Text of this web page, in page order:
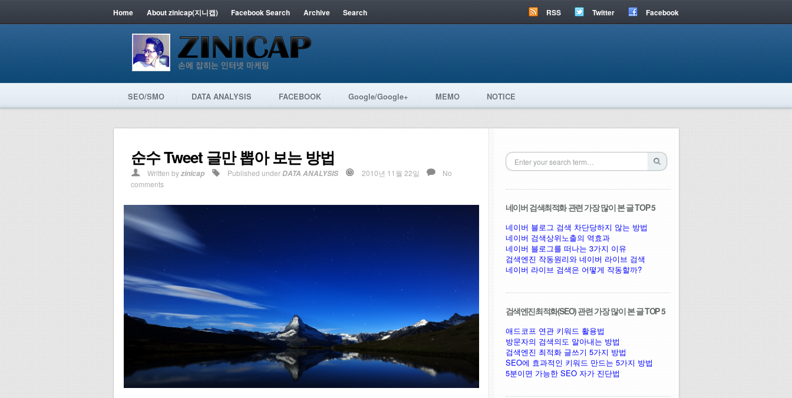
Home About zinicap(지니캡) Facebook Search Archive Search RSS Twitter Facebook
SEO/SMO DATA ANALYSIS FACEBOOK Google/Google+ MEMO NOTICE
순수 Tweet 글만 뽑아 보는 방법
Written byzinicap Published underDATA ANALYSIS 2010년 11월 22일
No
comments
네이버 검색최적화 관련 가장 많이 본 글 TOP 5
네이버 블로그 검색 차단당하지 않는 방법
네이버 검색상위노출의 역효과
네이버 블로그를 떠나는 3가지 이유
검색엔진 작동원리와 네이버 라이브 검색
네이버 라이브 검색은 어떻게 작동할까?
검색엔진최적화(SEO) 관련 가장 많이 본 글 TOP 5
애드코프 연관 키워드 활용법
방문자의 검색의도 알아내는 방법
검색엔진 최적화 글쓰기 5가지 방법
SEO에 효과적인 키워드 만드는 5가지 방법
5분이면 가능한 SEO 자가 진단법